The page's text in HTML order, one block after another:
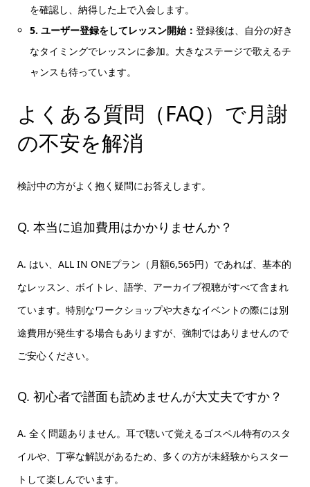
を確認し、納得した上で入会します。
5. ユーザー登録をしてレッスン開始：登録後は、自分の好き
なタイミングでレッスンに参加。大きなステージで歌えるチ
ャンスも待っています。
よくある質問（FAQ）で月謝
の不安を解消
検討中の方がよく抱く疑問にお答えします。
Q. 本当に追加費用はかかりませんか？
A. はい、ALL IN ONEプラン（月額6,565円）であれば、基本的
なレッスン、ボイトレ、語学、アーカイブ視聴がすべて含まれ
ています。特別なワークショップや大きなイベントの際には別
途費用が発生する場合もありますが、強制ではありませんので
ご安心ください。
Q. 初心者で譜面も読めませんが大丈夫ですか？
A. 全く問題ありません。耳で聴いて覚えるゴスペル特有のスタ
イルや、丁寧な解説があるため、多くの方が未経験からスター
トして楽しんでいます。